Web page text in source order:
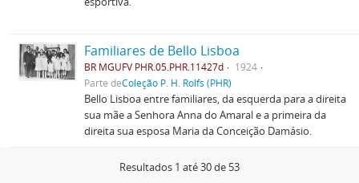
Familiares de Bello Lisboa
BR MGUFV PHR.05.PHR.11427d
1924
Parte deColeção P. H. Rolfs (PHR)
Bello Lisboa entre familiares, da esquerda para a direita
sua mãe a Senhora Anna do Amaral e a primeira da
direita sua esposa Maria da Conceição Damásio.
Resultados 1 até 30 de 53